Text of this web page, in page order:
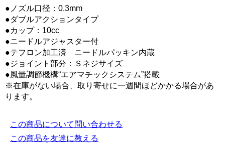
●ノズル口径：0.3mm
●ダブルアクションタイプ
●カップ：10cc
●ニードルアジャスター付
●テフロン加工済 ニードルパッキン内蔵
●ジョイント部分：Ｓネジサイズ
●風量調節機構“エアマチックシステム”搭載
※在庫がない場合、取り寄せに一週間ほどかかる場合があ
ります。
この商品について問い合わせる
この商品を友達に教える